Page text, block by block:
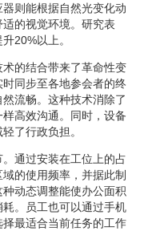
则能根据自然光变化动
的视觉环境。研究表
20%以上。
的结合带来了革命性变
同步至各地参会者的终
流畅。这种技术消除了
高效沟通。同时，设备
了行政负担。
通过安装在工位上的占
的使用频率，并据此制
动态调整能使办公面积
。员工也可以通过手机
最适合当前任务的工作